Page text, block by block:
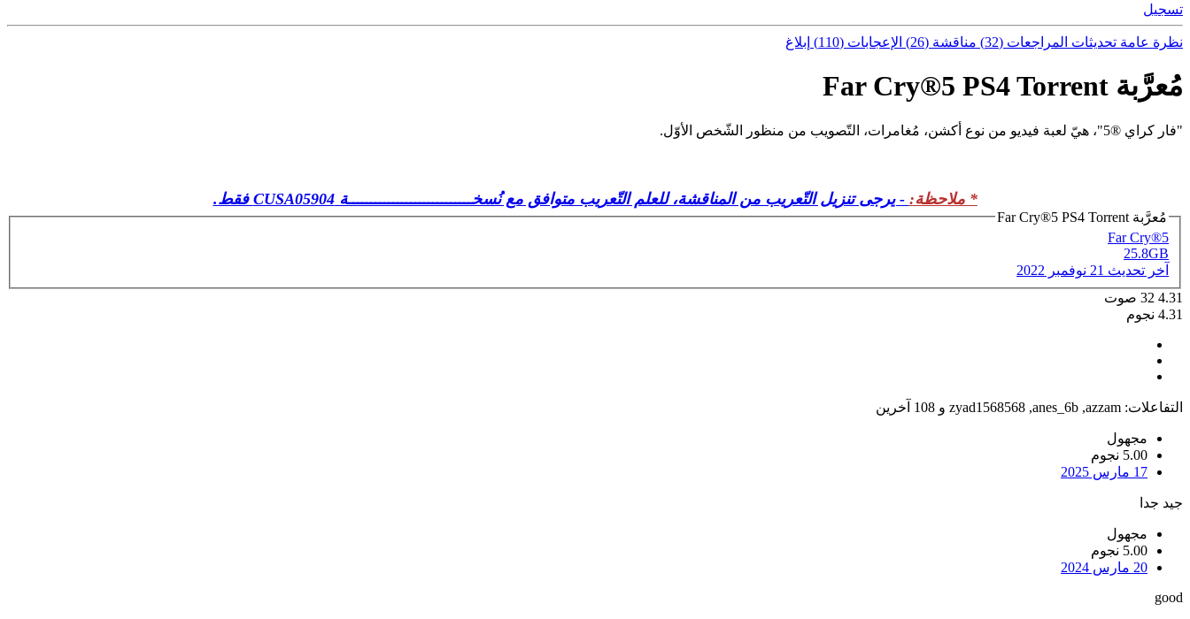
تسجيل
نظرة عامة تحديثات المراجعات (32) مناقشة (26) الإعجابات (110) إبلاغ
مُعرَّبة Far Cry®5 PS4 Torrent
"فار كراي ®5"، هيّ لعبة فيديو من نوع أكشن، مُغامرات، التّصويب من منظور الشّخص الأوّل.
* ملاحظة: - يرجى تنزيل التّعريب من المناقشة، للعلم التّعريب متوافق مع نُسخــــــــــــــــــــــــــــة CUSA05904 فقط.
مُعرَّبة Far Cry®5 PS4 Torrent
Far Cry®5
25.8GB
آخر تحديث 21 نوفمبر 2022
4.31
32 صوت
4.31 نجوم
التفاعلات: azzam
,
anes_6b
,
zyad1568568 و 108 آخرين
مجهول
5.00 نجوم
17 مارس 2025
جيد جدا
مجهول
5.00 نجوم
20 مارس 2024
good